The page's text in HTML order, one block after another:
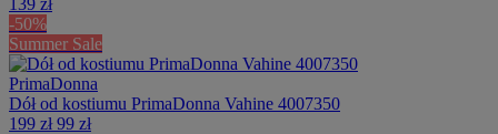
-50%
Summer Sale
PrimaDonna
Dół od kostiumu PrimaDonna Vahine 4007350
199 zł 99 zł